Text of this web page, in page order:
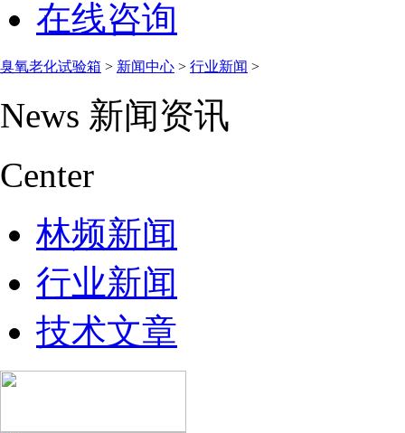
在线咨询
臭氧老化试验箱 > 新闻中心 > 行业新闻 >
News 新闻资讯
Center
林频新闻
行业新闻
技术文章